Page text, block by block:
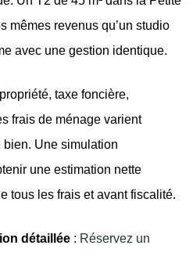
mêmes revenus qu’un studio
avec une gestion identique.
taxe foncière,
frais de ménage varient
Une simulation
une estimation nette
tous les frais et avant fiscalité.
détaillée : Réservez un